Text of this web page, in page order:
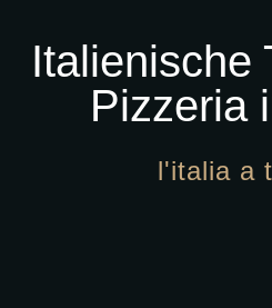
Italienische
Pizzeria
l'italia a